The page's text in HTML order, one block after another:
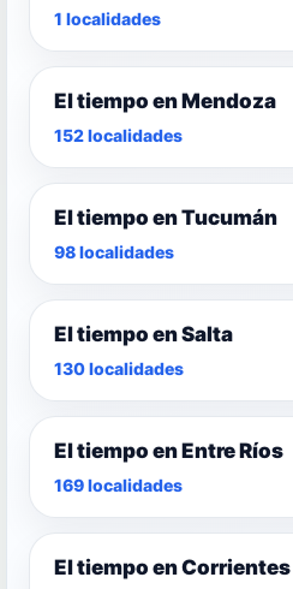
1 localidades
El tiempo en Mendoza
152 localidades
El tiempo en Tucumán
98 localidades
El tiempo en Salta
130 localidades
El tiempo en Entre Ríos
169 localidades
El tiempo en Corrientes